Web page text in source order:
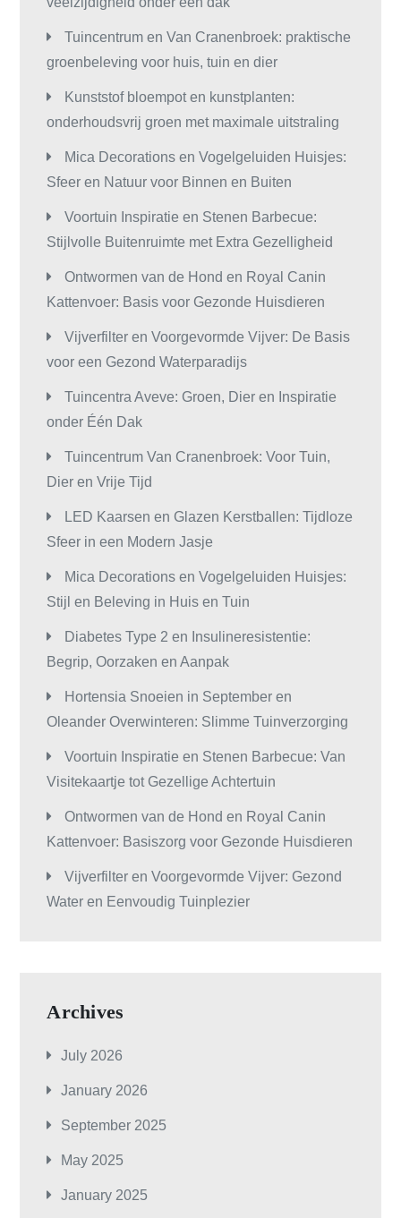
Tuincentrum en Van Cranenbroek: praktische
groenbeleving voor huis, tuin en dier
Kunststof bloempot en kunstplanten:
onderhoudsvrij groen met maximale uitstraling
Mica Decorations en Vogelgeluiden Huisjes:
Sfeer en Natuur voor Binnen en Buiten
Voortuin Inspiratie en Stenen Barbecue:
Stijlvolle Buitenruimte met Extra Gezelligheid
Ontwormen van de Hond en Royal Canin
Kattenvoer: Basis voor Gezonde Huisdieren
Vijverfilter en Voorgevormde Vijver: De Basis
voor een Gezond Waterparadijs
Tuincentra Aveve: Groen, Dier en Inspiratie
onder Één Dak
Tuincentrum Van Cranenbroek: Voor Tuin,
Dier en Vrije Tijd
LED Kaarsen en Glazen Kerstballen: Tijdloze
Sfeer in een Modern Jasje
Mica Decorations en Vogelgeluiden Huisjes:
Stijl en Beleving in Huis en Tuin
Diabetes Type 2 en Insulineresistentie:
Begrip, Oorzaken en Aanpak
Hortensia Snoeien in September en
Oleander Overwinteren: Slimme Tuinverzorging
Voortuin Inspiratie en Stenen Barbecue: Van
Visitekaartje tot Gezellige Achtertuin
Ontwormen van de Hond en Royal Canin
Kattenvoer: Basiszorg voor Gezonde Huisdieren
Vijverfilter en Voorgevormde Vijver: Gezond
Water en Eenvoudig Tuinplezier
Archives
July 2026
January 2026
September 2025
May 2025
January 2025